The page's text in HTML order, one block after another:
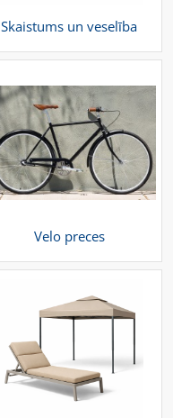
Skaistums un veselība
Velo preces